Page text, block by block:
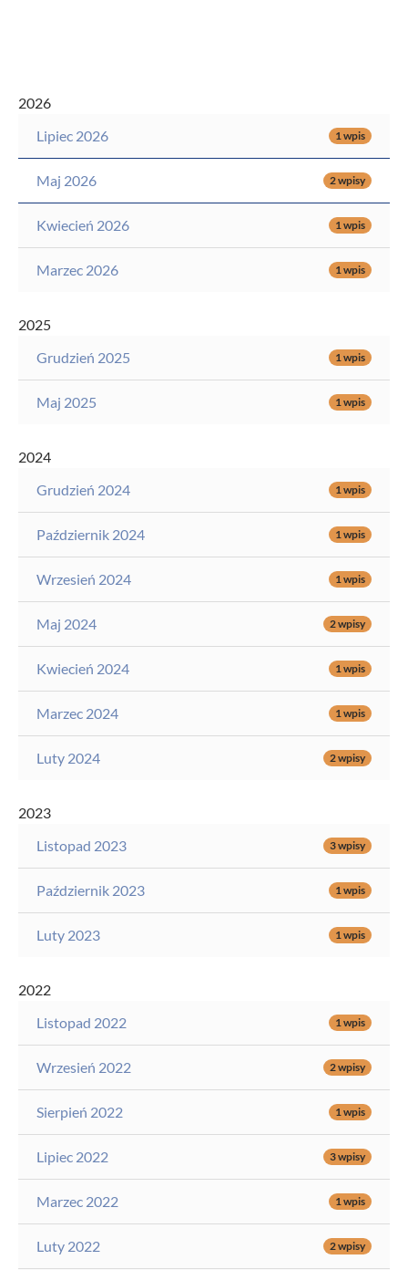
2026
Lipiec 2026
1 wpis
Maj 2026 2 wpisy
Kwiecień 2026 1 wpis
Marzec 2026 1 wpis
2025
Grudzień 2025
1 wpis
Maj 2025 1 wpis
2024
Grudzień 2024
1 wpis
Październik 2024 1 wpis
Wrzesień 2024 1 wpis
Maj 2024 2 wpisy
Kwiecień 2024 1 wpis
Marzec 2024 1 wpis
Luty 2024 2 wpisy
2023
Listopad 2023
3 wpisy
Październik 2023 1 wpis
Luty 2023 1 wpis
2022
Listopad 2022
1 wpis
Wrzesień 2022 2 wpisy
Sierpień 2022 1 wpis
Lipiec 2022 3 wpisy
Marzec 2022 1 wpis
Luty 2022 2 wpisy